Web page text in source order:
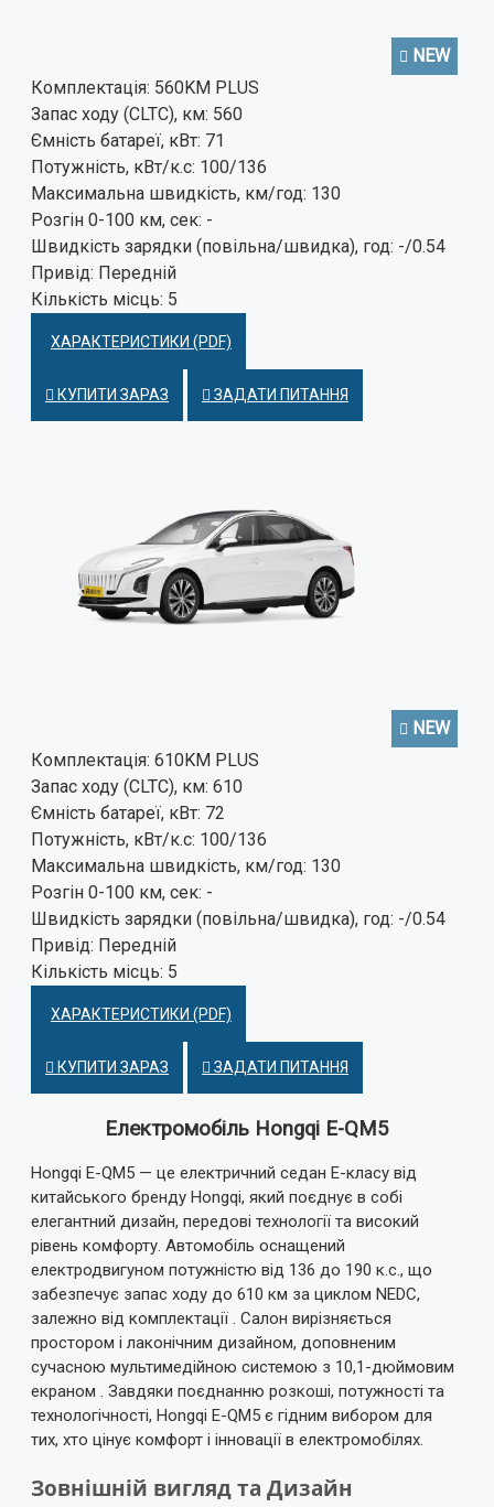
NEW
Комплектація: 560KM PLUS
Запас ходу (CLTC), км: 560
Ємність батареї, кВт: 71
Потужність, кВт/к.с: 100/136
Максимальна швидкість, км/год: 130
Розгін 0-100 км, сек: -
Швидкість зарядки (повільна/швидка), год: -/0.54
Привід: Передній
Кількість місць: 5
ХАРАКТЕРИСТИКИ (PDF)
КУПИТИ ЗАРАЗ ЗАДАТИ ПИТАННЯ
NEW
Комплектація: 610KM PLUS
Запас ходу (CLTC), км: 610
Ємність батареї, кВт: 72
Потужність, кВт/к.с: 100/136
Максимальна швидкість, км/год: 130
Розгін 0-100 км, сек: -
Швидкість зарядки (повільна/швидка), год: -/0.54
Привід: Передній
Кількість місць: 5
ХАРАКТЕРИСТИКИ (PDF)
КУПИТИ ЗАРАЗ ЗАДАТИ ПИТАННЯ
Електромобіль Hongqi E-QM5
Hongqi E-QM5 — це електричний седан E-класу від
китайського бренду Hongqi, який поєднує в собі
елегантний дизайн, передові технології та високий
рівень комфорту. Автомобіль оснащений
електродвигуном потужністю від 136 до 190 к.с., що
забезпечує запас ходу до 610 км за циклом NEDC,
залежно від комплектації . Салон вирізняється
простором і лаконічним дизайном, доповненим
сучасною мультимедійною системою з 10,1-дюймовим
екраном . Завдяки поєднанню розкоші, потужності та
технологічності, Hongqi E-QM5 є гідним вибором для
тих, хто цінує комфорт і інновації в електромобілях.
Зовнішній вигляд та Дизайн